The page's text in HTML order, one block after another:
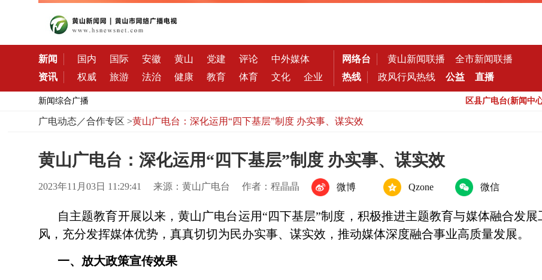
新闻 国内 国际 安徽 黄山 党建 评论
中外媒体
资讯
权威 旅游 法治 健康 教育 体育 文化 企业
网络台 黄山新闻联播
全市新闻联播
热线
政风行风热线 公益 直播
新闻综合广播 区县广电台(新闻中
广电动态／合作专区 >黄山广电台：深化运用“四下基层”制度 办实事、谋实效
黄山广电台：深化运用“四下基层”制度 办实事、谋实效
2023年11月03日 11:29:41 来源：黄山广电台 作者：程晶晶 微博 Qzone 微信
自主题教育开展以来，黄山广电台运用“四下基层”制度，积极推进主题教育与媒体融合发
风，充分发挥媒体优势，真真切切为民办实事、谋实效，推动媒体深度融合事业高质量发展。
一、放大政策宣传效果